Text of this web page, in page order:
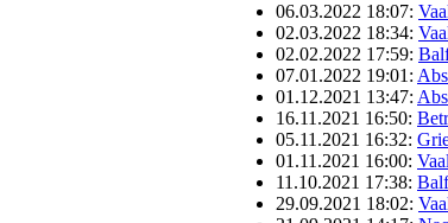
06.03.2022 18:07:
02.03.2022 18:34:
02.02.2022 17:59:
07.01.2022 19:01:
01.12.2021 13:47:
16.11.2021 16:50:
05.11.2021 16:32:
01.11.2021 16:00:
11.10.2021 17:38:
29.09.2021 18:02: